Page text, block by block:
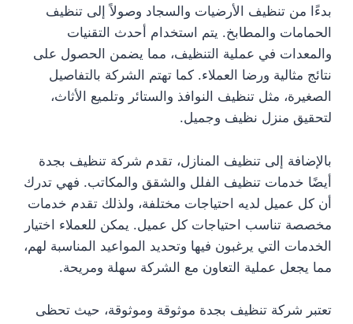
بدءًا من تنظيف الأرضيات والسجاد وصولاً إلى تنظيف
الحمامات والمطابخ. يتم استخدام أحدث التقنيات
والمعدات في عملية التنظيف، مما يضمن الحصول على
نتائج مثالية ورضا العملاء. كما تهتم الشركة بالتفاصيل
الصغيرة، مثل تنظيف النوافذ والستائر وتلميع الأثاث،
لتحقيق منزل نظيف وجميل.
بالإضافة إلى تنظيف المنازل، تقدم شركة تنظيف بجدة
أيضًا خدمات تنظيف الفلل والشقق والمكاتب. فهي تدرك
أن كل عميل لديه احتياجات مختلفة، ولذلك تقدم خدمات
مخصصة تناسب احتياجات كل عميل. يمكن للعملاء اختيار
الخدمات التي يرغبون فيها وتحديد المواعيد المناسبة لهم،
مما يجعل عملية التعاون مع الشركة سهلة ومريحة.
تعتبر شركة تنظيف بجدة موثوقة وموثوقة، حيث تحظى